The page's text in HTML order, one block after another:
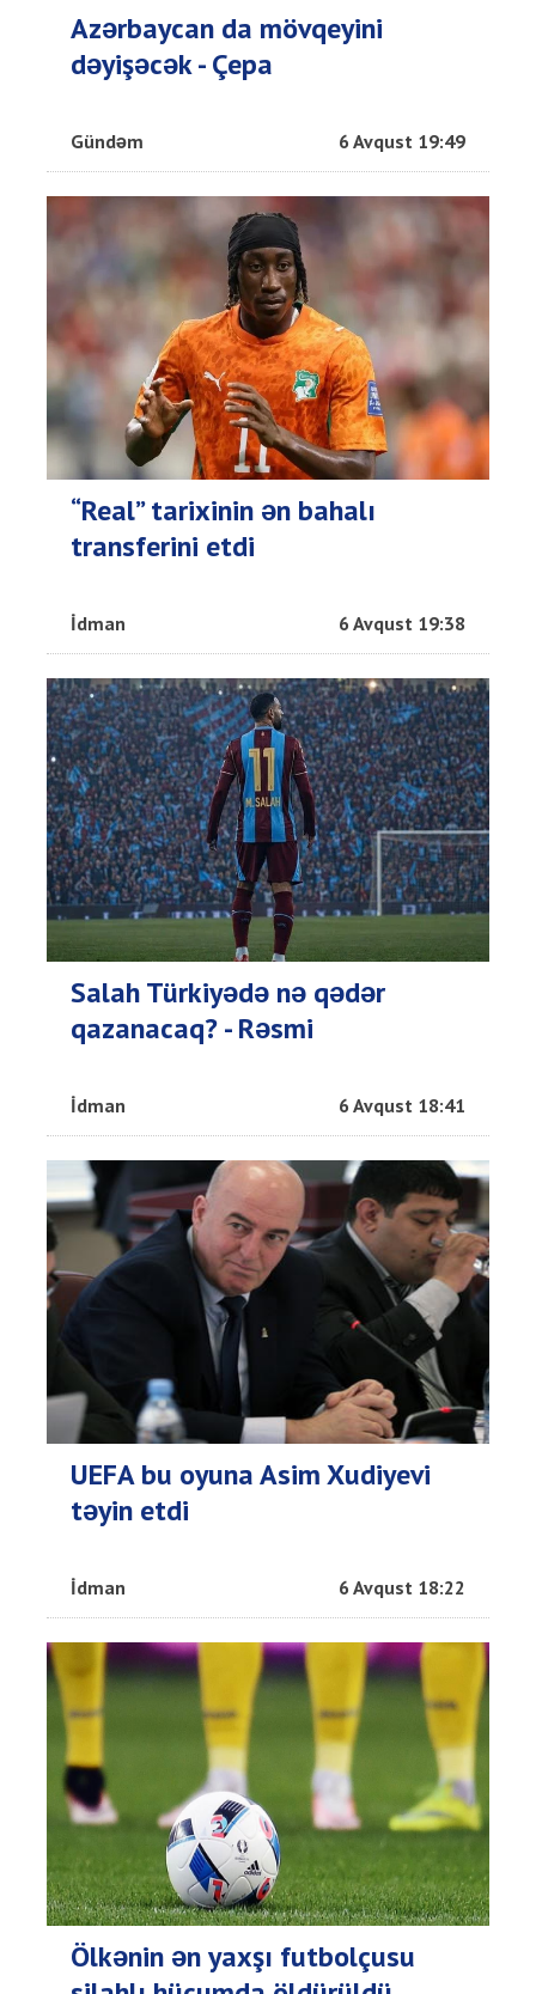
Azərbaycan da mövqeyini
dəyişəcək - Çepa
Gündəm 6 Avqust 19:49
“Real” tarixinin ən bahalı
transferini etdi
İdman 6 Avqust 19:38
Salah Türkiyədə nə qədər
qazanacaq? - Rəsmi
İdman 6 Avqust 18:41
UEFA bu oyuna Asim Xudiyevi
təyin etdi
İdman 6 Avqust 18:22
Ölkənin ən yaxşı futbolçusu